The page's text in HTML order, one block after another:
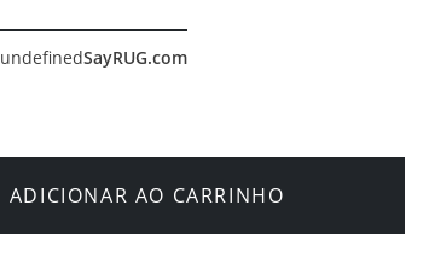
undefinedSayRUG.com
ADICIONAR AO CARRINHO